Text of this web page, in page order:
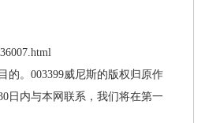
的。003399威尼斯的版权归原作
日内与本网联系，我们将在第一